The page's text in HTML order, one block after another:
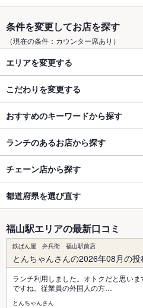
条件を変更してお店を探す
（現在の条件：カウンター席あり）
エリアを変更する
こだわりを変更する
おすすめのキーワードから探す
ランチのあるお店から探す
チェーン店から探す
都道府県を選び直す
福山駅エリアの最新口コミ
鉄ぱん屋 弁兵衛 福山駅前店
とんちゃんさんの2026年08月の投
ランチ利用しました。オトクだと思い
ですね。従業員の外国人の方…
とんちゃんさん